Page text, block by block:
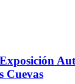
Cuevas